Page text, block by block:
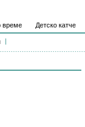
време Детско катче